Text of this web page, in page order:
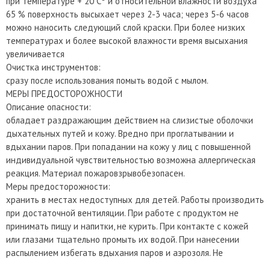
65 % поверхность высыхает через 2-3 часа; через 5-6 часов
можно наносить следующий слой краски. При более низких
температурах и более высокой влажности время высыхания
увеличивается
Очистка инструментов:
сразу после использования помыть водой с мылом.
МЕРЫ ПРЕДОСТОРОЖНОСТИ
Описание опасности:
обладает раздражающим действием на слизистые оболочки
дыхательных путей и кожу. Вредно при проглатывании и
вдыхании паров. При попадании на кожу у лиц с повышенной
индивидуальной чувствительностью возможна аллергическая
реакция. Материал пожаровзрывобезопасен.
Меры предосторожности:
хранить в местах недоступных для детей. Работы производить
при достаточной вентиляции. При работе с продуктом не
принимать пищу и напитки, не курить. При контакте с кожей
или глазами тщательно промыть их водой. При нанесении
распылением избегать вдыхания паров и аэрозоля. Не